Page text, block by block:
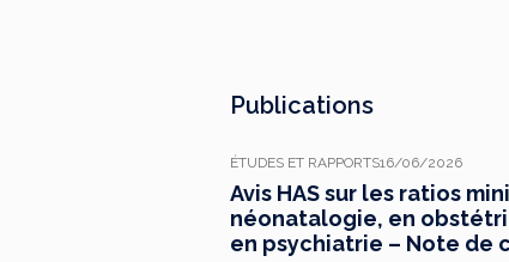
Publications
ÉTUDES ET RAPPORTS16/06/2026
Avis HAS sur les ratios
néonatalogie, en
en psychiatrie – Note de